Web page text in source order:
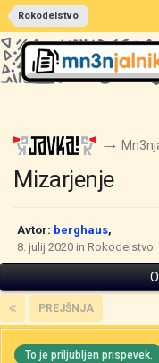
Rokodelstvo
Mizarjenje
Avtor: berghaus,
8. julij 2020 in Rokodelstvo
PREJŠNJA
To je priljubljen prispevek.